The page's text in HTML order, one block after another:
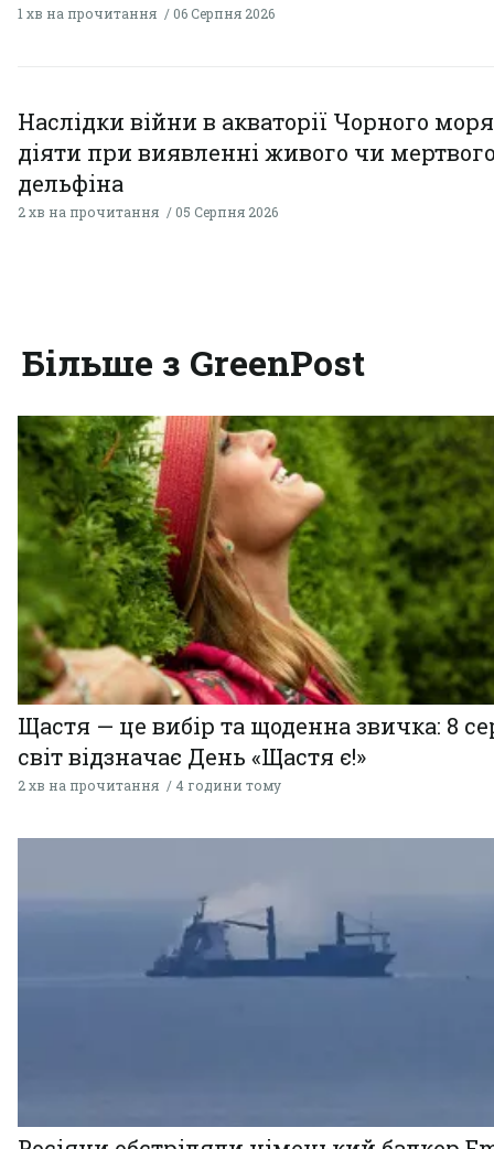
1 хв на прочитання 06 Серпня 2026
Наслідки війни в акваторії Чорного
діяти при виявленні живого чи
дельфіна
2 хв на прочитання 05 Серпня 2026
Більше з GreenPost
Щастя — це вибір та щоденна звичка: 8
світ відзначає День «Щастя є!»
2 хв на прочитання 4 години тому